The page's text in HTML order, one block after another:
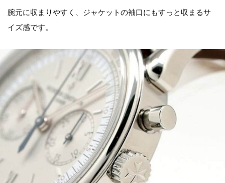
腕元に収まりやすく、ジャケットの袖口にもすっと収まるサ
イズ感です。